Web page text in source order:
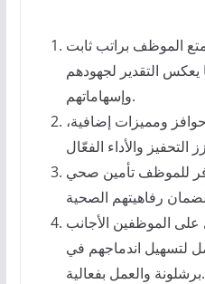
الموظف براتب ثابت
يورو، مما يعكس التقدير لجهودهم
وإسهاماتهم.
ومميزات إضافية،
للموظف تأمين صحي
الموظفين الأجانب
لتسهيل اندماجهم في
برشلونة والعمل بفعالية.